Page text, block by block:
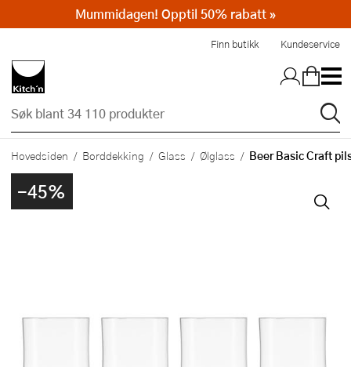
Finn butikk Kundeservice
Hovedsiden Borddekking Glass Ølglass Beer Basic Craft
-45%
Mummidagen! Opptil 50% rabatt »